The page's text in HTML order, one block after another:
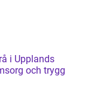
i Upplands
och trygg